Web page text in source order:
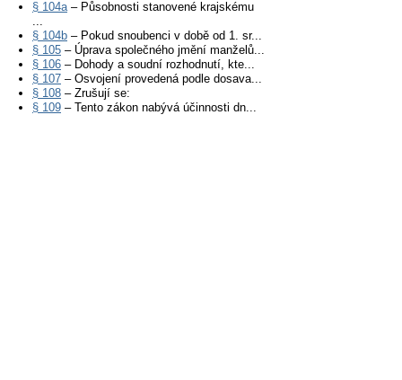
§ 104a– Působnosti stanovené krajskému
...
§ 104b – Pokud snoubenci v době od 1. sr...
§ 105 – Úprava společného jmění manželů...
§ 106 – Dohody a soudní rozhodnutí, kte...
§ 107 – Osvojení provedená podle dosava...
§ 108 – Zrušují se:
§ 109 – Tento zákon nabývá účinnosti dn...